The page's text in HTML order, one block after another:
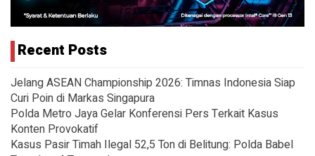
Recent Posts
Jelang ASEAN Championship 2026: Timnas Indonesia Siap
Curi Poin di Markas Singapura
Polda Metro Jaya Gelar Konferensi Pers Terkait Kasus
Konten Provokatif
Kasus Pasir Timah Ilegal 52,5 Ton di Belitung: Polda Babel